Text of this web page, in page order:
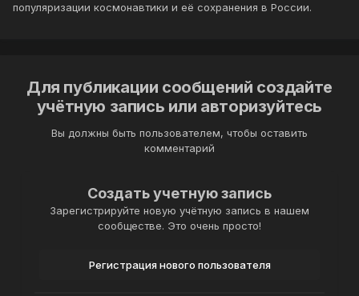
популяризации космонавтики и её сохранения в России.
Для публикации сообщений создайте
учётную запись или авторизуйтесь
Вы должны быть пользователем, чтобы оставить
комментарий
Создать учетную запись
Зарегистрируйте новую учётную запись в нашем
сообществе. Это очень просто!
Регистрация нового пользователя